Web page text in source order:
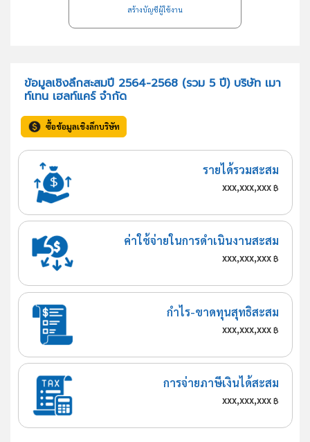
สร้างบัญชีผู้ใช้งาน
ข้อมูลเชิงลึกสะสมปี 2564-2568 (รวม 5 ปี) บริษัท เมา
ท์เทน เฮลท์แคร์ จำกัด
ซื้อข้อมูลเชิงลึกบริษัท
รายได้รวมสะสม
xxx,xxx,xxx฿
ค่าใช้จ่ายในการดำเนินงานสะสม
xxx,xxx,xxx฿
กำไร-ขาดทุนสุทธิสะสม
xxx,xxx,xxx฿
การจ่ายภาษีเงินได้สะสม
xxx,xxx,xxx฿